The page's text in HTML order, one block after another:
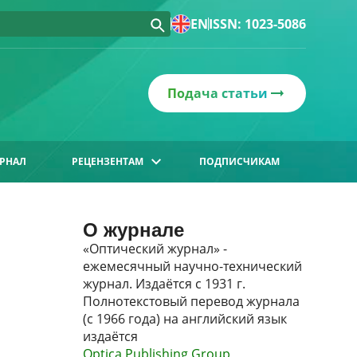
ENISSN: 1023-5086
Подача статьи
РЕЦЕНЗЕНТАМ ПОДПИСЧИКАМ
О журнале
«Оптический журнал» -
ежемесячный научно-технический
журнал. Издаётся с 1931 г.
Полнотекстовый перевод журнала
(с 1966 года) на английский язык
издаётся